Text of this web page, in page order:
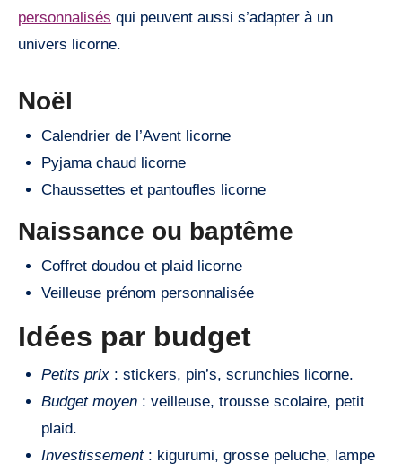
personnalisés qui peuvent aussi s’adapter à un
univers licorne.
Noël
Calendrier de l’Avent licorne
Pyjama chaud licorne
Chaussettes et pantoufles licorne
Naissance ou baptême
Coffret doudou et plaid licorne
Veilleuse prénom personnalisée
Idées par budget
Petits prix: stickers, pin’s, scrunchies licorne.
Budget moyen: veilleuse, trousse scolaire, petit
plaid.
Investissement: kigurumi, grosse peluche, lampe